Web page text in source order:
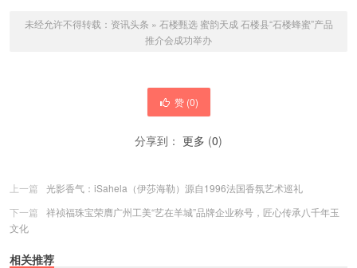
未经允许不得转载： 资讯头条 » 石楼甄选 蜜韵天成 石楼县“石楼蜂蜜”产品
推介会成功举办
赞 (0)
分享到： 更多 (0)
上一篇
光影香气：iSahela（伊莎海勒）源自1996法国香氛艺术巡礼
下一篇
祥祯福珠宝荣膺广州工美“艺在羊城”品牌企业称号，匠心传承八千年玉
文化
相关推荐